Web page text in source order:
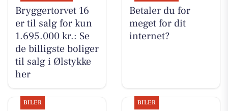
Bryggertorvet 16
er til salg for kun
1.695.000 kr.: Se
de billigste boliger
til salg i Ølstykke
her
Betaler du for
meget for dit
internet?
BILER BILER